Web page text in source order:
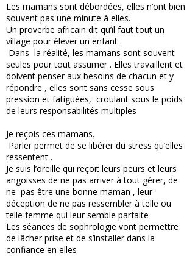
Les mamans sont débordées, elles n’ont bien
souvent pas une minute à elles.
Un proverbe africain dit qu’il faut tout un
village pour élever un enfant .
Dans la réalité, les mamans sont souvent
seules pour tout assumer . Elles travaillent et
doivent penser aux besoins de chacun et y
répondre , elles sont sans cesse sous
pression et fatiguées, croulant sous le poids
de leurs responsabilités multiples
Je reçois ces mamans.
Parler permet de se libérer du stress qu’elles
ressentent .
Je suis l’oreille qui reçoit leurs peurs et leurs
angoisses de ne pas arriver à tout gérer, de
ne pas être une bonne maman , leur
déception de ne pas ressembler à telle ou
telle femme qui leur semble parfaite
Les séances de sophrologie vont permettre
de lâcher prise et de s’installer dans la
confiance en elles